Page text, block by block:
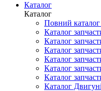
Каталог
Каталог
Повний каталог
Каталог
Каталог
Каталог
Каталог
Каталог
Каталог
Каталог